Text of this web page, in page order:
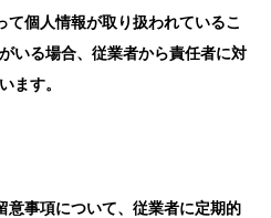
て個人情報が取り扱われているこ
いる場合、従業者から責任者に対
ます。
意事項について、従業者に定期的